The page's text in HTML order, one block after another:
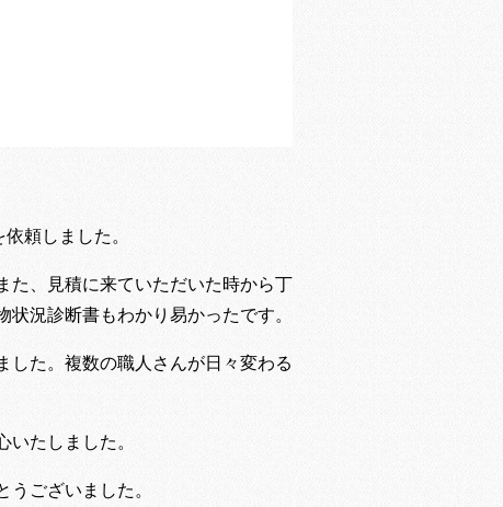
頼しました。
た、見積に来ていただいた時から丁
況診断書もわかり易かったです。
した。複数の職人さんが日々変わる
たしました。
ございました。